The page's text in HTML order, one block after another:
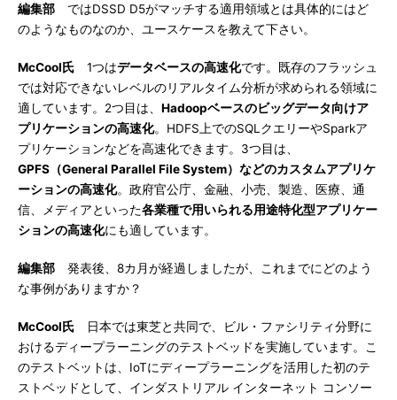
編集部 ではDSSD D5がマッチする適用領域とは具体的にはど
のようなものなのか、ユースケースを教えて下さい。
McCool氏 1つはデータベースの高速化です。既存のフラッシュ
では対応できないレベルのリアルタイム分析が求められる領域に
適しています。2つ目は、 Hadoopベースのビッグデータ向けア
プリケーションの高速化。HDFS上でのSQLクエリーやSparkア
プリケーションなどを高速化できます。3つ目は、
GPFS（General Parallel File System）などのカスタムアプリケ
ーションの高速化。政府官公庁、金融、小売、製造、医療、通
信、メディアといった各業種で用いられる用途特化型アプリケー
ションの高速化にも適しています。
編集部 発表後、8カ月が経過しましたが、これまでにどのよう
な事例がありますか？
McCool氏 日本では東芝と共同で、ビル・ファシリティ分野に
おけるディープラーニングのテストベッドを実施しています。こ
のテストベットは、IoTにディープラーニングを活用した初のテ
ストベッドとして、インダストリアル インターネット コンソー